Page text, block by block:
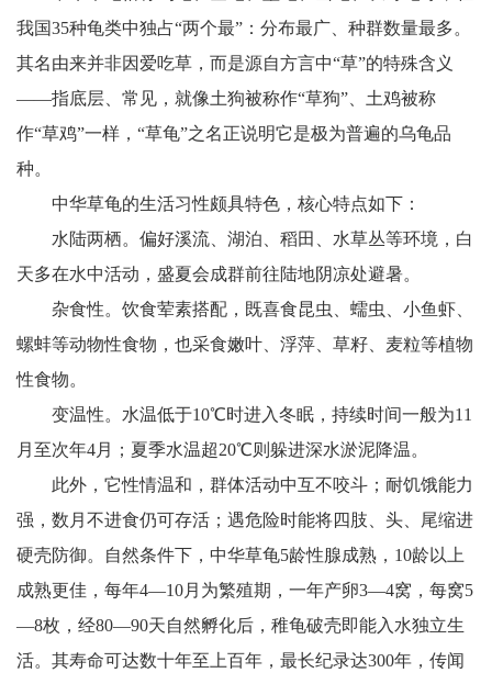
我国35种龟类中独占“两个最”：分布最广、种群数量最多。
其名由来并非因爱吃草，而是源自方言中“草”的特殊含义
——指底层、常见，就像土狗被称作“草狗”、土鸡被称
作“草鸡”一样，“草龟”之名正说明它是极为普遍的乌龟品
种。
中华草龟的生活习性颇具特色，核心特点如下：
水陆两栖。偏好溪流、湖泊、稻田、水草丛等环境，白
天多在水中活动，盛夏会成群前往陆地阴凉处避暑。
杂食性。饮食荤素搭配，既喜食昆虫、蠕虫、小鱼虾、
螺蚌等动物性食物，也采食嫩叶、浮萍、草籽、麦粒等植物
性食物。
变温性。水温低于10℃时进入冬眠，持续时间一般为11
月至次年4月；夏季水温超20℃则躲进深水淤泥降温。
此外，它性情温和，群体活动中互不咬斗；耐饥饿能力
强，数月不进食仍可存活；遇危险时能将四肢、头、尾缩进
硬壳防御。自然条件下，中华草龟5龄性腺成熟，10龄以上
成熟更佳，每年4—10月为繁殖期，一年产卵3—4窝，每窝5
—8枚，经80—90天自然孵化后，稚龟破壳即能入水独立生
活。其寿命可达数十年至上百年，最长纪录达300年，传闻